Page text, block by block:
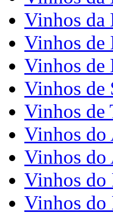
Vinhos da
Vinhos de
Vinhos de
Vinhos de
Vinhos de
Vinhos do
Vinhos do
Vinhos do
Vinhos do